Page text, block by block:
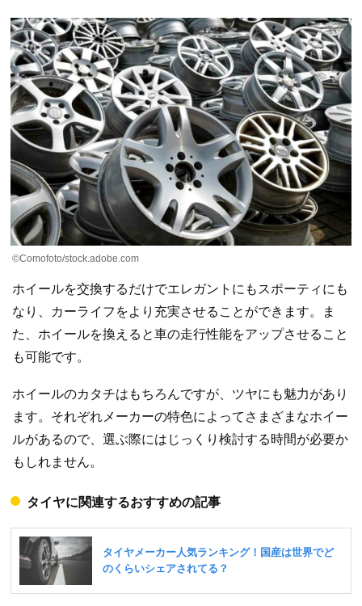
©Comofoto/stock.adobe.com
ホイールを交換するだけでエレガントにもスポーティにも
なり、カーライフをより充実させることができます。ま
た、ホイールを換えると車の走行性能をアップさせること
も可能です。
ホイールのカタチはもちろんですが、ツヤにも魅力があり
ます。それぞれメーカーの特色によってさまざまなホイー
ルがあるので、選ぶ際にはじっくり検討する時間が必要か
もしれません。
タイヤに関連するおすすめの記事